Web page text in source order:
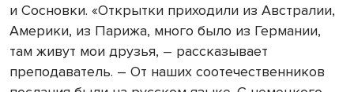
и Сосновки. «Открытки приходили из Австралии,
Америки, из Парижа, много было из Германии,
там живут мои друзья, – рассказывает
преподаватель. – От наших соотечественников